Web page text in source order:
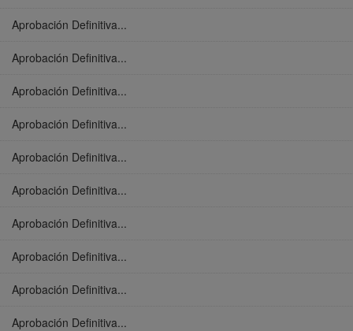
Aprobación Definitiva...
Aprobación Definitiva...
Aprobación Definitiva...
Aprobación Definitiva...
Aprobación Definitiva...
Aprobación Definitiva...
Aprobación Definitiva...
Aprobación Definitiva...
Aprobación Definitiva...
Aprobación Definitiva...